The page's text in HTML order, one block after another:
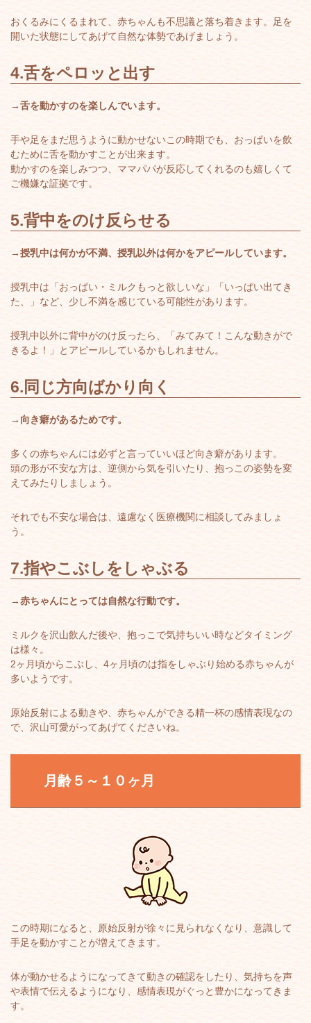
おくるみにくるまれて、赤ちゃんも不思議と落ち着きます。足を
開いた状態にしてあげて自然な体勢であげましょう。
4.舌をペロッと出す
→舌を動かすのを楽しんでいます。
手や足をまだ思うように動かせないこの時期でも、おっぱいを飲
むために舌を動かすことが出来ます。
動かすのを楽しみつつ、ママパパが反応してくれるのも嬉しくて
ご機嫌な証拠です。
5.背中をのけ反らせる
→授乳中は何かが不満、授乳以外は何かをアピールしています。
授乳中は「おっぱい・ミルクもっと欲しいな」「いっぱい出てき
た、」など、少し不満を感じている可能性があります。
授乳中以外に背中がのけ反ったら、「みてみて！こんな動きがで
きるよ！」とアピールしているかもしれません。
6.同じ方向ばかり向く
→向き癖があるためです。
多くの赤ちゃんには必ずと言っていいほど向き癖があります。
頭の形が不安な方は、逆側から気を引いたり、抱っこの姿勢を変
えてみたりしましょう。
それでも不安な場合は、遠慮なく医療機関に相談してみましょ
う。
7.指やこぶしをしゃぶる
→赤ちゃんにとっては自然な行動です。
ミルクを沢山飲んだ後や、抱っこで気持ちいい時などタイミング
は様々。
2ヶ月頃からこぶし、4ヶ月頃のは指をしゃぶり始める赤ちゃんが
多いようです。
原始反射による動きや、赤ちゃんができる精一杯の感情表現なの
で、沢山可愛がってあげてくださいね。
月齢５～１０ヶ月
この時期になると、原始反射が徐々に見られなくなり、意識して
手足を動かすことが増えてきます。
体が動かせるようになってきて動きの確認をしたり、気持ちを声
や表情で伝えるようになり、感情表現がぐっと豊かになってきま
す。